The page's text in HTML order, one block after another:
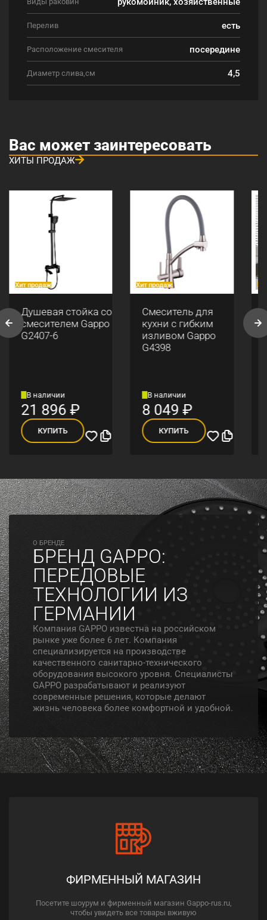
Перелив есть
Расположение смесителя посередине
Диаметр слива,см 4,5
Вас может заинтересовать
ХИТЫ ПРОДАЖ
Хит продаж
Душевая стойка со
смесителем Gappo
G2407-6
В наличии
21 896₽
КУПИТЬ
Хит продаж
Смеситель для
кухни с гибким
изливом Gappo
G4398
В наличии
8 049₽
КУПИТЬ
O БРЕНДЕ
БРЕНД GAPPO:
ПЕРЕДОВЫЕ
ТЕХНОЛОГИИ ИЗ
ГЕРМАНИИ
Компания GAPPO известна на российском
рынке уже более 6 лет. Компания
специализируется на производстве
качественного санитарно-технического
оборудования высокого уровня. Специалисты
GAPPO разрабатывают и реализуют
современные решения, которые делают
жизнь человека более комфортной и удобной.
ФИРМЕННЫЙ МАГАЗИН
Посетите шоурум и фирменный магазин Gappo-rus.ru,
чтобы увидеть все товары вживую